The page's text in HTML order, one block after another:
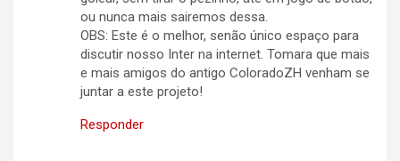
ou nunca mais sairemos dessa.
OBS: Este é o melhor, senão único espaço para
discutir nosso Inter na internet. Tomara que mais
e mais amigos do antigo ColoradoZH venham se
juntar a este projeto!
Responder